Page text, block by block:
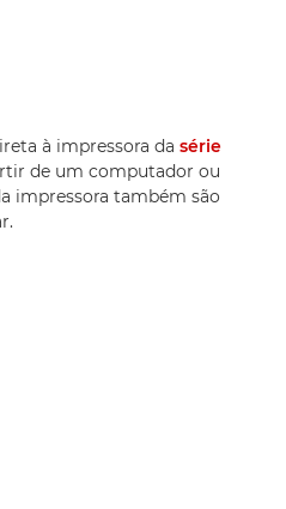
à impressora da série
de um computador ou
impressora também são